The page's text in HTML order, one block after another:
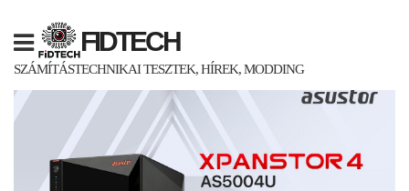
content
FIDTECH
SZÁMÍTÁSTECHNIKAI TESZTEK, HÍREK, MODDING